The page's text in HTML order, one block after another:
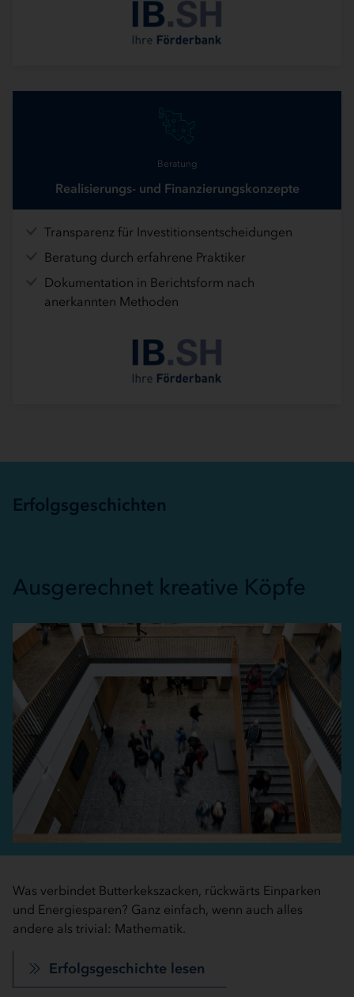
Beratung
Realisierungs- und Finanzierungskonzepte
Transparenz für Investitionsentscheidungen
Beratung durch erfahrene Praktiker
Dokumentation in Berichtsform nach
anerkannten Methoden
Erfolgsgeschichten
Ausgerechnet kreative Köpfe
Was verbindet Butterkekszacken, rückwärts Einparken
und Energiesparen? Ganz einfach, wenn auch alles
andere als trivial: Mathematik.
Erfolgsgeschichte lesen